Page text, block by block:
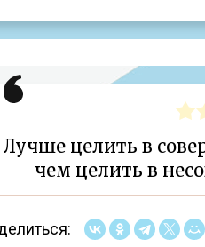
Лучше целить в
чем целить в